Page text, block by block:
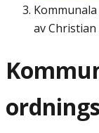
av Christian